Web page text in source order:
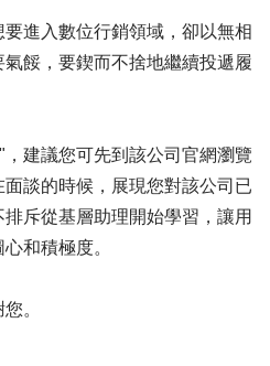
進入數位行銷領域，卻以無相
餒，要鍥而不捨地繼續投遞履
建議您可先到該公司官網瀏覽
談的時候，展現您對該公司已
斥從基層助理開始學習，讓用
和積極度。
。